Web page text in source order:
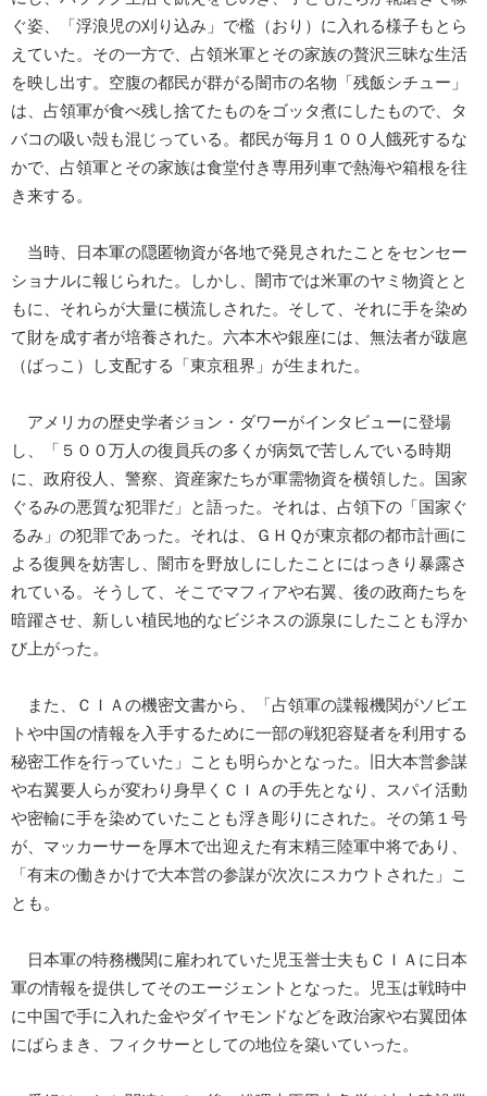
ぐ姿、「浮浪児の刈り込み」で檻（おり）に入れる様子もとら
えていた。その一方で、占領米軍とその家族の贅沢三昧な生活
を映し出す。空腹の都民が群がる闇市の名物「残飯シチュー」
は、占領軍が食べ残し捨てたものをゴッタ煮にしたもので、タ
バコの吸い殻も混じっている。都民が毎月１００人餓死するな
かで、占領軍とその家族は食堂付き専用列車で熱海や箱根を往
き来する。
当時、日本軍の隠匿物資が各地で発見されたことをセンセー
ショナルに報じられた。しかし、闇市では米軍のヤミ物資とと
もに、それらが大量に横流しされた。そして、それに手を染め
て財を成す者が培養された。六本木や銀座には、無法者が跋扈
（ばっこ）し支配する「東京租界」が生まれた。
アメリカの歴史学者ジョン・ダワーがインタビューに登場
し、「５００万人の復員兵の多くが病気で苦しんでいる時期
に、政府役人、警察、資産家たちが軍需物資を横領した。国家
ぐるみの悪質な犯罪だ」と語った。それは、占領下の「国家ぐ
るみ」の犯罪であった。それは、ＧＨＱが東京都の都市計画に
よる復興を妨害し、闇市を野放しにしたことにはっきり暴露さ
れている。そうして、そこでマフィアや右翼、後の政商たちを
暗躍させ、新しい植民地的なビジネスの源泉にしたことも浮か
び上がった。
また、ＣＩＡの機密文書から、「占領軍の諜報機関がソビエ
トや中国の情報を入手するために一部の戦犯容疑者を利用する
秘密工作を行っていた」ことも明らかとなった。旧大本営参謀
や右翼要人らが変わり身早くＣＩＡの手先となり、スパイ活動
や密輸に手を染めていたことも浮き彫りにされた。その第１号
が、マッカーサーを厚木で出迎えた有末精三陸軍中将であり、
「有末の働きかけで大本営の参謀が次次にスカウトされた」こ
とも。
日本軍の特務機関に雇われていた児玉誉士夫もＣＩＡに日本
軍の情報を提供してそのエージェントとなった。児玉は戦時中
に中国で手に入れた金やダイヤモンドなどを政治家や右翼団体
にばらまき、フィクサーとしての地位を築いていった。